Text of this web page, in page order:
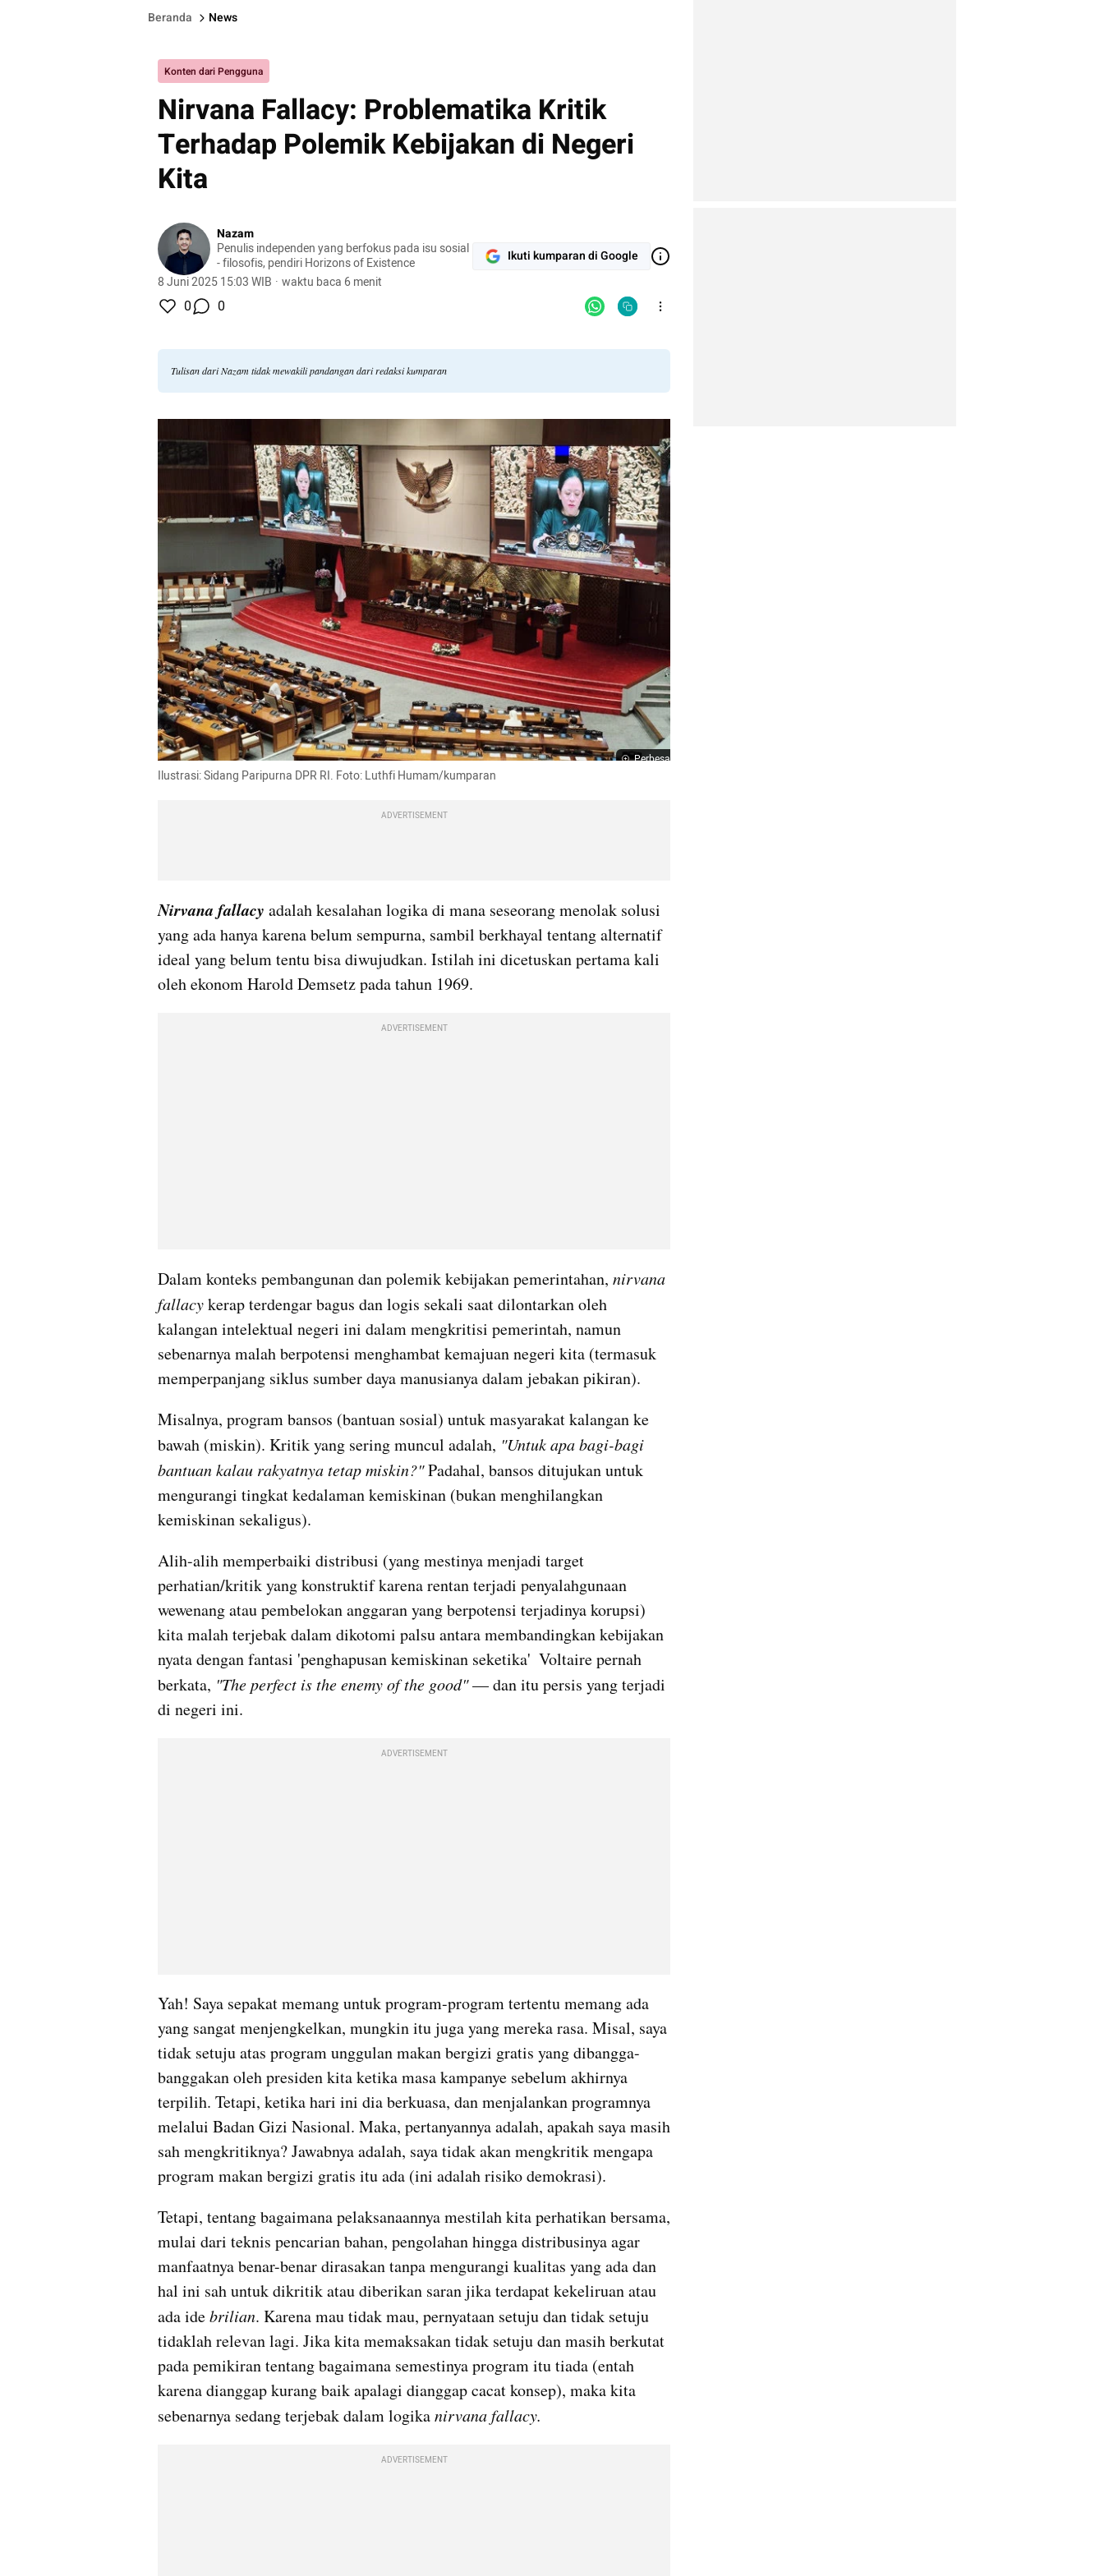
Beranda News
Konten dari Pengguna
Nirvana Fallacy: Problematika Kritik
Terhadap Polemik Kebijakan di Negeri
Kita
Nazam
Penulis independen yang berfokus pada isu sosial
- filosofis, pendiri Horizons of Existence
8 Juni 2025 15:03 WIB · waktu baca 6 menit
Ikuti kumparan di Google
0 0
Tulisan dari Nazam tidak mewakili pandangan dari redaksi kumparan
Perbesar
Ilustrasi: Sidang Paripurna DPR RI. Foto: Luthfi Humam/kumparan
ADVERTISEMENT
Nirvana fallacy adalah kesalahan logika di mana seseorang menolak solusi
yang ada hanya karena belum sempurna, sambil berkhayal tentang alternatif
ideal yang belum tentu bisa diwujudkan. Istilah ini dicetuskan pertama kali
oleh ekonom Harold Demsetz pada tahun 1969.
ADVERTISEMENT
Dalam konteks pembangunan dan polemik kebijakan pemerintahan, nirvana
fallacy kerap terdengar bagus dan logis sekali saat dilontarkan oleh
kalangan intelektual negeri ini dalam mengkritisi pemerintah, namun
sebenarnya malah berpotensi menghambat kemajuan negeri kita (termasuk
memperpanjang siklus sumber daya manusianya dalam jebakan pikiran).
Misalnya, program bansos (bantuan sosial) untuk masyarakat kalangan ke
bawah (miskin). Kritik yang sering muncul adalah, "Untuk apa bagi-bagi
bantuan kalau rakyatnya tetap miskin?" Padahal, bansos ditujukan untuk
mengurangi tingkat kedalaman kemiskinan (bukan menghilangkan
kemiskinan sekaligus).
Alih-alih memperbaiki distribusi (yang mestinya menjadi target
perhatian/kritik yang konstruktif karena rentan terjadi penyalahgunaan
wewenang atau pembelokan anggaran yang berpotensi terjadinya korupsi)
kita malah terjebak dalam dikotomi palsu antara membandingkan kebijakan
nyata dengan fantasi 'penghapusan kemiskinan seketika'  Voltaire pernah
berkata, "The perfect is the enemy of the good" — dan itu persis yang terjadi
di negeri ini.
ADVERTISEMENT
Yah! Saya sepakat memang untuk program-program tertentu memang ada
yang sangat menjengkelkan, mungkin itu juga yang mereka rasa. Misal, saya
tidak setuju atas program unggulan makan bergizi gratis yang dibangga-
banggakan oleh presiden kita ketika masa kampanye sebelum akhirnya
terpilih. Tetapi, ketika hari ini dia berkuasa, dan menjalankan programnya
melalui Badan Gizi Nasional. Maka, pertanyannya adalah, apakah saya masih
sah mengkritiknya? Jawabnya adalah, saya tidak akan mengkritik mengapa
program makan bergizi gratis itu ada (ini adalah risiko demokrasi).
Tetapi, tentang bagaimana pelaksanaannya mestilah kita perhatikan bersama,
mulai dari teknis pencarian bahan, pengolahan hingga distribusinya agar
manfaatnya benar-benar dirasakan tanpa mengurangi kualitas yang ada dan
hal ini sah untuk dikritik atau diberikan saran jika terdapat kekeliruan atau
ada ide brilian. Karena mau tidak mau, pernyataan setuju dan tidak setuju
tidaklah relevan lagi. Jika kita memaksakan tidak setuju dan masih berkutat
pada pemikiran tentang bagaimana semestinya program itu tiada (entah
karena dianggap kurang baik apalagi dianggap cacat konsep), maka kita
sebenarnya sedang terjebak dalam logika nirvana fallacy.
ADVERTISEMENT